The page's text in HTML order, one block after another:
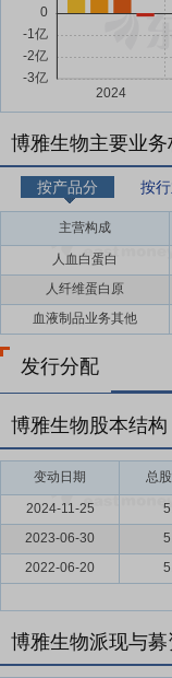
博雅生物主要业务
按产品分 按
主营构成
人血白蛋白
人纤维蛋白原
血液制品业务其他
发行分配
博雅生物股本结构
变动日期 总
2024-11-25
2023-06-30
2022-06-20
博雅生物派现与募